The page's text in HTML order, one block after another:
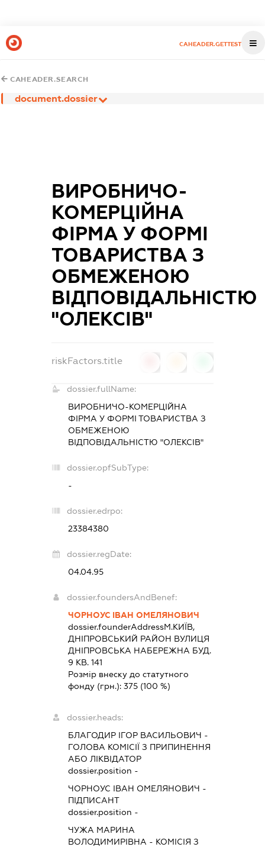
CAHEADER.GETTEST
CAHEADER.SEARCH
document.dossier
ВИРОБНИЧО-
КОМЕРЦІЙНА
ФІРМА У ФОРМІ
ТОВАРИСТВА З
ОБМЕЖЕНОЮ
ВІДПОВІДАЛЬНІСТЮ
"ОЛЕКСІВ"
riskFactors.title
dossier.fullName:
ВИРОБНИЧО-КОМЕРЦІЙНА
ФІРМА У ФОРМІ ТОВАРИСТВА З
ОБМЕЖЕНОЮ
ВІДПОВІДАЛЬНІСТЮ "ОЛЕКСІВ"
dossier.opfSubType:
-
dossier.edrpo:
23384380
dossier.regDate:
04.04.95
dossier.foundersAndBenef:
ЧОРНОУС ІВАН ОМЕЛЯНОВИЧ
dossier.founderAddressМ.КИЇВ,
ДНІПРОВСЬКИЙ РАЙОН ВУЛИЦЯ
ДНІПРОВСЬКА НАБЕРЕЖНА БУД.
9 КВ. 141
Розмір внеску до статутного
фонду (грн.):375 (100 %)
dossier.heads:
БЛАГОДИР ІГОР ВАСИЛЬОВИЧ -
ГОЛОВА КОМІСІЇ З ПРИПИНЕННЯ
АБО ЛІКВІДАТОР
dossier.position -
ЧОРНОУС ІВАН ОМЕЛЯНОВИЧ -
ПІДПИСАНТ
dossier.position -
ЧУЖА МАРИНА
ВОЛОДИМИРІВНА - КОМІСІЯ З